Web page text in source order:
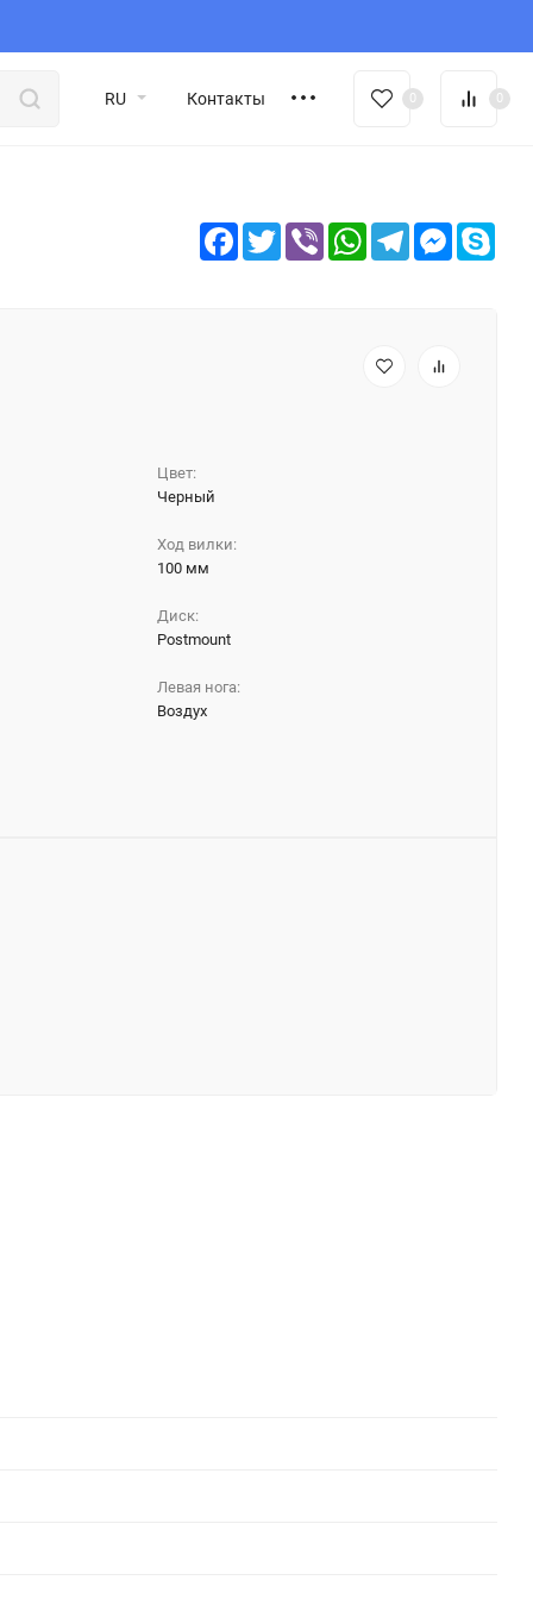
RU Контакты 0 0
Facebook
TwitterViber WhatsAppTelegram
Цвет:
Черный
Ход вилки:
100 мм
Диск:
Postmount
Левая нога:
Воздух